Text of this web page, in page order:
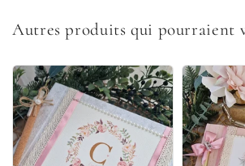
Autres produits qui pourraient